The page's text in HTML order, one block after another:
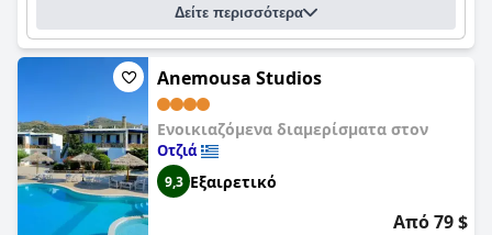
Δείτε περισσότερα
Anemousa Studios
Ενοικιαζόμενα διαμερίσματα στον
Οτζιά
9,3 Εξαιρετικό
Από 79 $